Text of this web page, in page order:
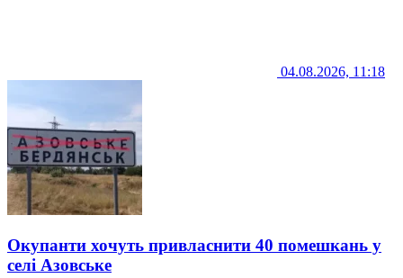
04.08.2026, 11:18
Окупанти хочуть привласнити 40 помешкань у
селі Азовське